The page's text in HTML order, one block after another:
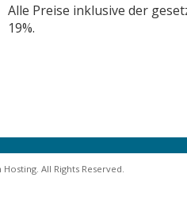
Alle Preise inklusive der
19%.
All Rights Reserved.